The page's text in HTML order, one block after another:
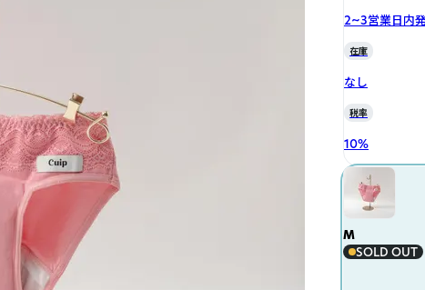
2~3営業日内
在庫
なし
税率
10%
M
SOLD OUT